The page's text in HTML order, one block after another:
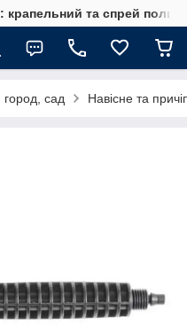
та спрей полив,
город, сад Навісне та